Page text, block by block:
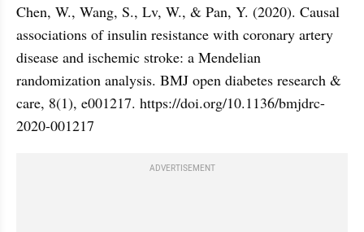
Chen, W., Wang, S., Lv, W., & Pan, Y. (2020). Causal
associations of insulin resistance with coronary artery
disease and ischemic stroke: a Mendelian
randomization analysis. BMJ open diabetes research &
care, 8(1), e001217. https://doi.org/10.1136/bmjdrc-
2020-001217
ADVERTISEMENT